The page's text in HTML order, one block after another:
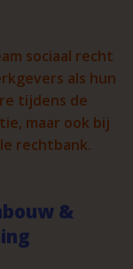
sociaal recht
als hun
tijdens de
maar ook bij
rechtbank.
&